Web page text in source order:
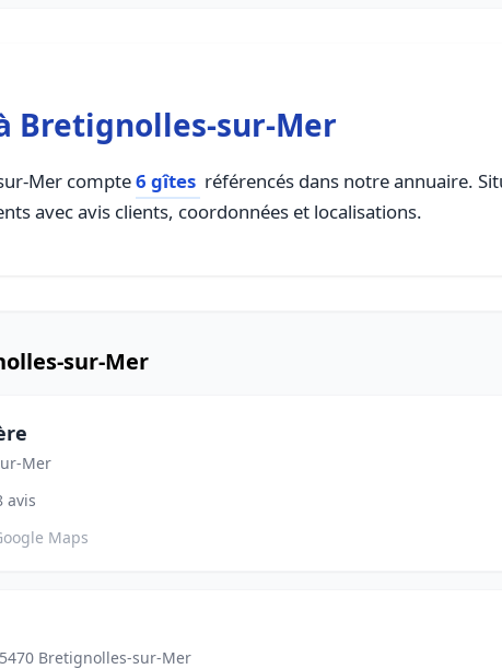
Bretignolles-sur-Mer
Mer compte6 gîtes référencés dans notre annuaire.
avec avis clients, coordonnées et localisations.
sur-Mer
Mer
avis
Maps
Bretignolles-sur-Mer